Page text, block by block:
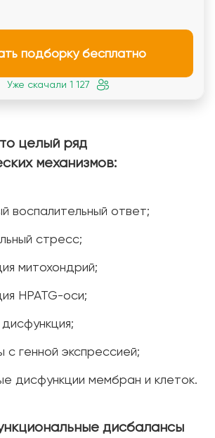
подборку бесплатно
Уже скачали 1 127
целый ряд
механизмов:
воспалительный ответ;
стресс;
митохондрий;
HPATG-оси;
с генной экспрессией;
дисфункции мембран и клеток.
дисбалансы